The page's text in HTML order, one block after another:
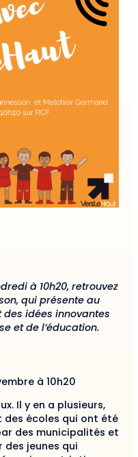
à 10h20, retrouvez
qui présente au
des idées innovantes
et de l’éducation.
à 10h20
Il y en a plusieurs,
des écoles qui ont été
des municipalités et
jeunes qui